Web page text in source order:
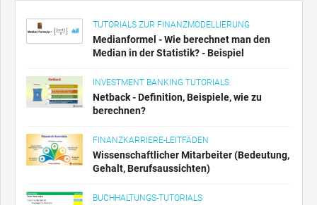
TUTORIALS ZUR FINANZMODELLIERUNG
Medianformel - Wie berechnet man den
Median in der Statistik? - Beispiel
INVESTMENT BANKING TUTORIALS
Netback - Definition, Beispiele, wie zu
berechnen?
FINANZKARRIERE-LEITFÄDEN
Wissenschaftlicher Mitarbeiter (Bedeutung,
Gehalt, Berufsaussichten)
BUCHHALTUNGS-TUTORIALS